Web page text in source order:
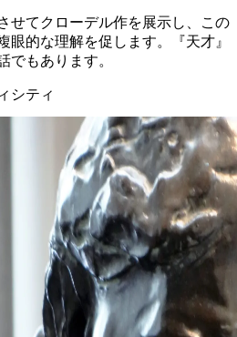
せてクローデル作を展示し、この
眼的な理解を促します。『天才』
でもあります。
シティ